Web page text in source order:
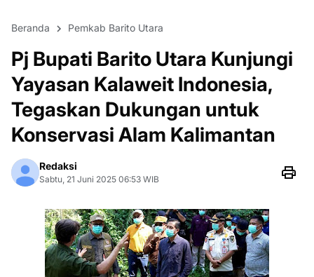
Beranda Pemkab Barito Utara
Pj Bupati Barito Utara Kunjungi
Yayasan Kalaweit Indonesia,
Tegaskan Dukungan untuk
Konservasi Alam Kalimantan
Redaksi
Sabtu, 21 Juni 2025 06:53 WIB